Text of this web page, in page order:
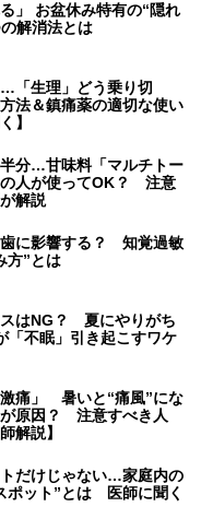
」 お盆休み特有の“隠れ
解消法とは
「生理」どう乗り切
法＆鎮痛薬の適切な使い
】
分…甘味料「マルチトー
人が使ってOK？ 注意
解説
歯に影響する？ 知覚過敏
方”とは
はNG？ 夏にやりがち
「不眠」引き起こすワケ
激痛」 暑いと“痛風”にな
が原因？ 注意すべき人
解説】
トだけじゃない…家庭内の
ポット”とは 医師に聞く